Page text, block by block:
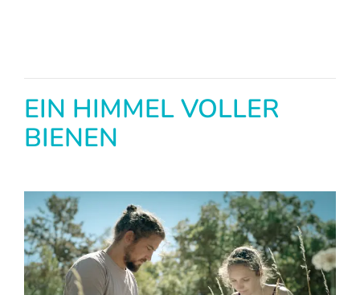
EIN HIMMEL VOLLER
BIENEN